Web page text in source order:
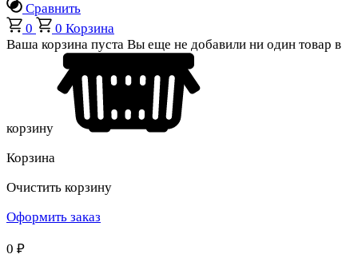
Сравнить
0
0 Корзина
Ваша корзина пуста Вы еще не добавили ни один товар в
корзину
Корзина
Очистить корзину
Оформить заказ
0 ₽